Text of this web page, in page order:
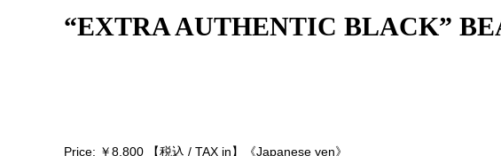
“EXTRA AUTHENTIC BLACK”
Price: ￥8,800 【税込 / TAX in】《Japanese yen》